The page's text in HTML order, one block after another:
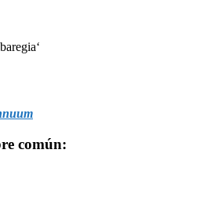
común: